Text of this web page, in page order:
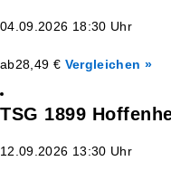
04.09.2026 18:30 Uhr
ab28,49 € Vergleichen »
TSG 1899
12.09.2026 13:30 Uhr